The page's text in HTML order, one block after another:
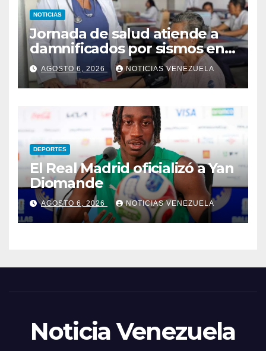
NOTICIAS
Jornada de salud atiende a
damnificados por sismos en
Aragua
AGOSTO 6, 2026 NOTICIAS VENEZUELA
DEPORTES
El Real Madrid oficializó a Yan
Diomande
AGOSTO 6, 2026 NOTICIAS VENEZUELA
Noticia Venezuela